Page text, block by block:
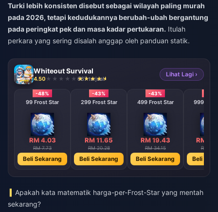
Turki lebih konsisten disebut sebagai wilayah paling murah
pada 2026, tetapi kedudukannya berubah-ubah bergantung
pada peringkat pek dan masa kadar pertukaran. Itulah
perkara yang sering disalah anggap oleh panduan statik.
Whiteout Survival
4.50 687 terjual
Lihat Lagi ›
-48%
99 Frost Star
RM 4.03
RM 7.73
Beli Sekarang
-43%
299 Frost Star
RM 11.65
RM 20.28
Beli Sekarang
-43%
499 Frost Star
RM 19.43
RM 34.15
Beli Sekarang
999
RM
RM
Beli
Apakah kata matematik harga-per-Frost-Star yang mentah
sekarang?